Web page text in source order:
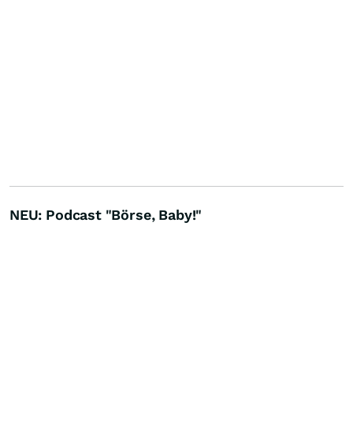
NEU: Podcast "Börse, Baby!"